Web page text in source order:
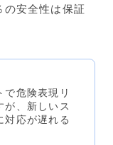
安全性は保証
で危険表現リ
が、新しいス
対応が遅れる